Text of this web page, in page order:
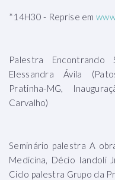
*14H30 - Reprise em
Palestra Encontrando
Elessandra Ávila
Pratinha-MG,
Carvalho)
Seminário palestra A
Medicina, Décio Iandoli
Ciclo palestra Grupo da